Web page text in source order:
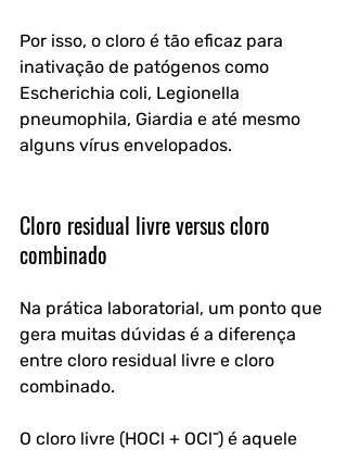
Por isso, o cloro é tão eficaz para
inativação de patógenos como
Escherichia coli, Legionella
pneumophila, Giardia e até mesmo
alguns vírus envelopados.
Cloro residual livre versus cloro
combinado
Na prática laboratorial, um ponto que
gera muitas dúvidas é a diferença
entre cloro residual livre e cloro
combinado.
O cloro livre (HOCl + OCl⁻) é aquele